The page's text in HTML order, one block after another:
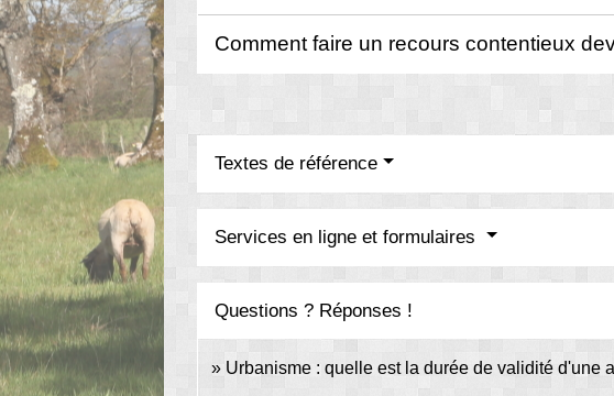
Comment faire un recours contentieux
Textes de référence
Services en ligne et formulaires
Questions ? Réponses !
Urbanisme : quelle est la durée de validité d'une